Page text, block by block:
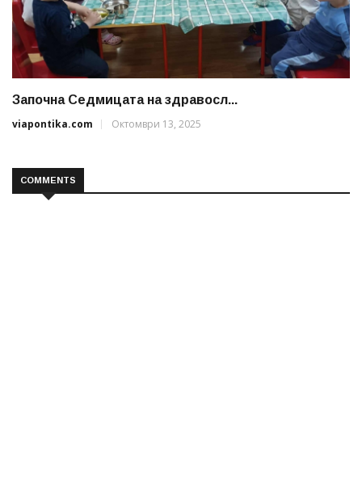
Започна Седмицата на здравосл...
viapontika.com
Октомври 13, 2025
COMMENTS